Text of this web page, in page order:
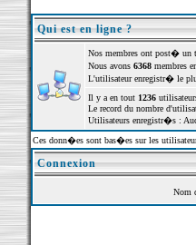
Qui est en ligne ?
Nos membres ont post� un
Nous avons 6368membres
L'utilisateur enregistr� le
Il y a en tout 1236
Le record du nombre
Utilisateurs enregistr�s :
Ces donn�es sont bas�es sur les
Connexion
Nom